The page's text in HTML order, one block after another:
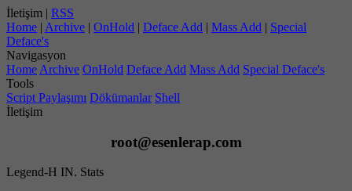
İletişim | RSS
Home | Archive | OnHold | Deface Add | Mass Add | Special
Deface's
Navigasyon
Home Archive OnHold Deface Add Mass Add Special Deface's
Tools
Script Paylaşımı Dökümanlar Shell
İletişim
root@esenlerap.com
Legend-H IN. Stats